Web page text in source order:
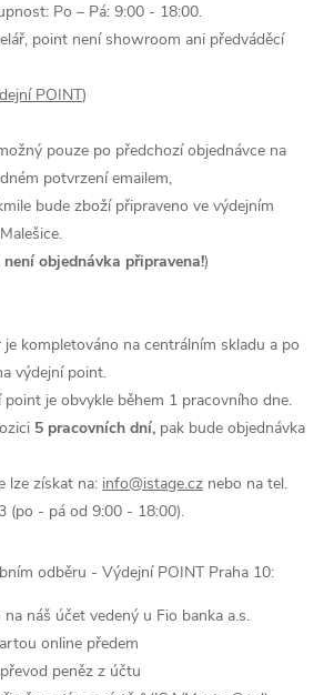
Po – Pá: 9:00 - 18:00.
point není showroom ani předváděcí
POINT)
pouze po předchozí objednávce na
potvrzení emailem,
bude zboží připraveno ve výdejním
objednávka připravena!)
kompletováno na centrálním skladu a po
výdejní point.
je obvykle během 1 pracovního dne.
5 pracovních dní, pak bude objednávka
lze získat na: info@istage.cz nebo na tel.
(po - pá od 9:00 - 18:00).
odběru - Výdejní POINT Praha 10:
náš účet vedený u Fio banka a.s.
online předem
peněz z účtu